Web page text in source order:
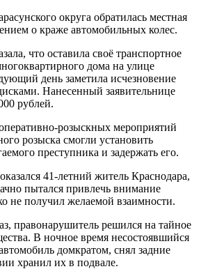
округа обратилась местная
о краже автомобильных колес.
что оставила своё транспортное
дома на улице
день заметила исчезновение
Нанесенный заявительнице
рублей.
розыскных мероприятий
розыска смогли установить
преступника и задержать его.
41-летний житель Краснодара,
пытался привлечь внимание
не получил желаемой взаимности.
правонарушитель решился на тайное
В ночное время несостоявшийся
домкратом, снял задние
хранил их в подвале.